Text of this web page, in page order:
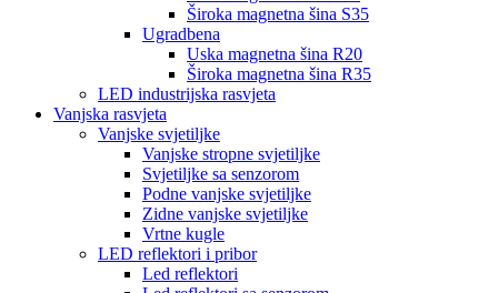
Široka magnetna šina S35
Ugradbena
Uska magnetna šina R20
Široka magnetna šina R35
LED industrijska rasvjeta
Vanjska rasvjeta
Vanjske svjetiljke
Vanjske stropne svjetiljke
Svjetiljke sa senzorom
Podne vanjske svjetiljke
Zidne vanjske svjetiljke
Vrtne kugle
LED reflektori i pribor
Led reflektori